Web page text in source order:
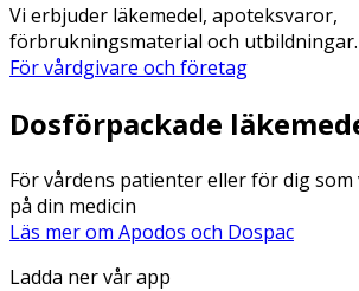
Vi erbjuder läkemedel, apoteksvaror,
förbrukningsmaterial och utbildningar.
För vårdgivare och företag
Dosförpackade
För vårdens patienter eller för dig
på din medicin
Läs mer om Apodos och Dospac
Ladda ner vår app